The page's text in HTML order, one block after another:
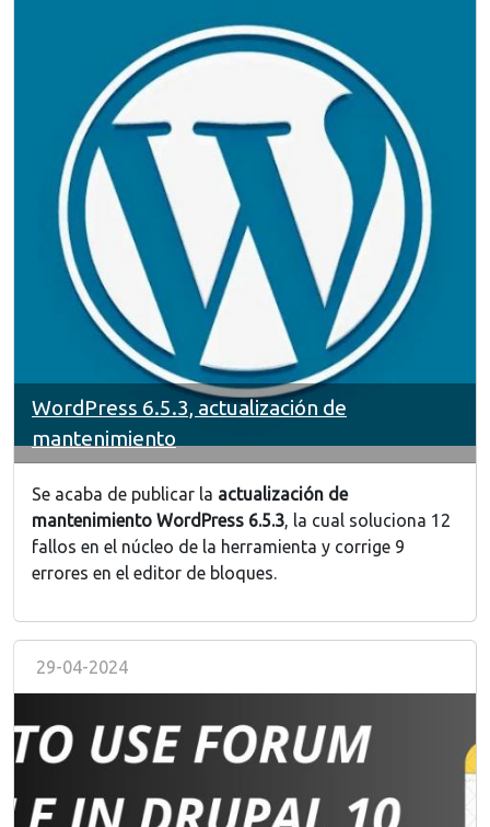
WordPress 6.5.3, actualización de
mantenimiento
Se acaba de publicar la actualización de
mantenimiento WordPress 6.5.3, la cual soluciona 12
fallos en el núcleo de la herramienta y corrige 9
errores en el editor de bloques.
29-04-2024